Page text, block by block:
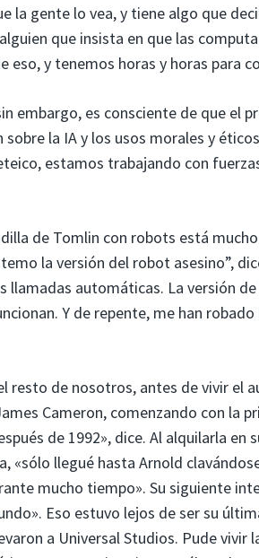
la gente lo vea, y tiene algo que
que insista en que las
eso, y tenemos horas y horas para
embargo, es consciente de que el
sobre la IA y los usos morales y
estamos trabajando con
de Tomlin con robots está
la versión del robot asesino”,
llamadas automáticas. La versión
Y de repente, me han
resto de nosotros, antes de vivir el
Cameron, comenzando con la
de 1992», dice. Al alquilarla
«sólo llegué hasta Arnold
mucho tiempo». Su siguiente
Eso estuvo lejos de ser su
a Universal Studios. Pude vivir